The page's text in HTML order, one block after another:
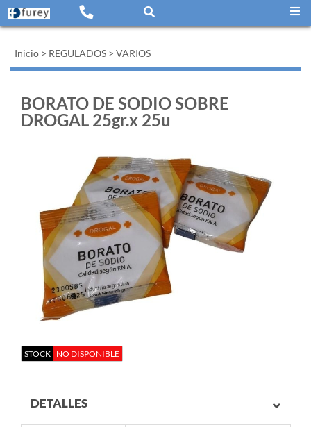
Inicio > REGULADOS > VARIOS
BORATO DE SODIO SOBRE
DROGAL 25gr.x 25u
STOCK NO DISPONIBLE
DETALLES